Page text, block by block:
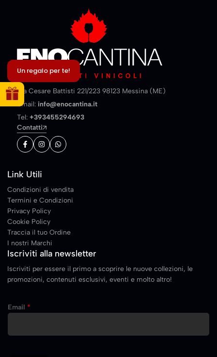
Via Cesare Battisti 221/223 98123 Messina (ME)
Email: info@enocantina.it
Tel: +393455294693
Contatti
Link Utili
Condizioni di vendita
Termini e Condizioni
Privacy Policy
Cookie Policy
Traccia il tuo Ordine
I nostri Marchi
Iscriviti alla newsletter
Iscriviti per essere il primo a scoprire le nuove collezioni, le
promozioni, contenuti esclusivi, eventi e molto altro!
m
i
Email *
Un regalo per te!